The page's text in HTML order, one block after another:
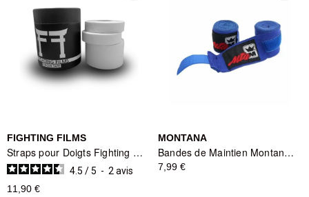
FIGHTING FILMS
Straps pour Doigts Fighting Films
4.5 /5 - 2 avis
11,90 €
MONTANA
Bandes de Maintien Montana MBB3400 - Bleu
7,99 €